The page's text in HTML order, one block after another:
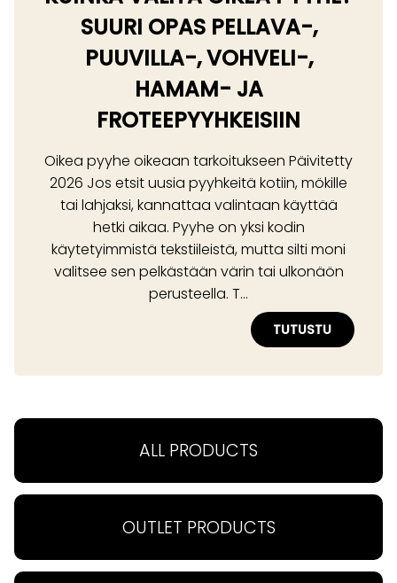
SUURI OPAS PELLAVA-,
PUUVILLA-, VOHVELI-,
HAMAM- JA
FROTEEPYYHKEISIIN
Oikea pyyhe oikeaan tarkoitukseen Päivitetty
2026 Jos etsit uusia pyyhkeitä kotiin, mökille
tai lahjaksi, kannattaa valintaan käyttää
hetki aikaa. Pyyhe on yksi kodin
käytetyimmistä tekstiileistä, mutta silti moni
valitsee sen pelkästään värin tai ulkonäön
perusteella. T...
TUTUSTU
ALL PRODUCTS
OUTLET PRODUCTS
MEIDÄN TARINA MYYMÄLÄ